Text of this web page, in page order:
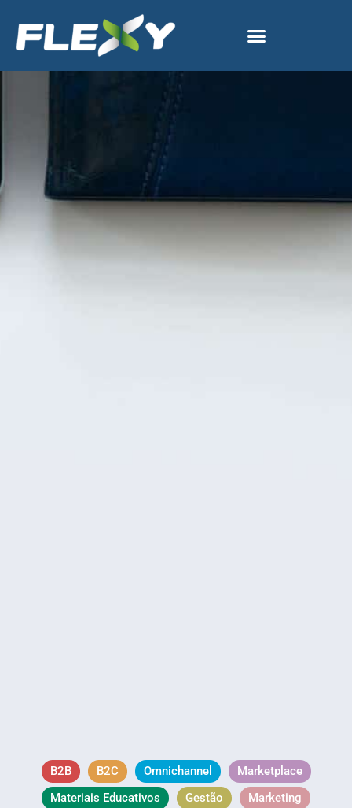
B2B B2C Omnichannel
Marketplace
Materiais Educativos
Gestão Marketing